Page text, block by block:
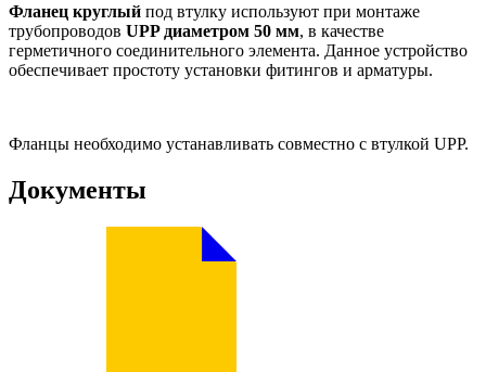
Фланец круглый под втулку используют при монтаже
трубопроводов UPP диаметром 50 мм, в качестве
герметичного соединительного элемента. Данное устройство
обеспечивает простоту установки фитингов и арматуры.
Фланцы необходимо устанавливать совместно с втулкой UPP.
Документы